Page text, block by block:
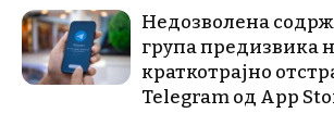
Недозволена
група предизвика
краткотрајно
Telegram од App